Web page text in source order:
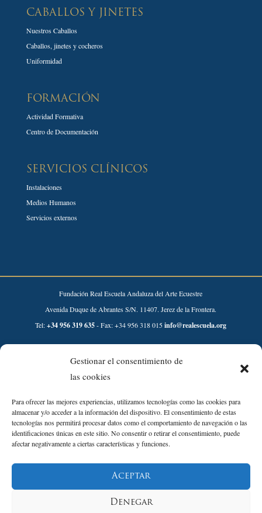
Gestionar el consentimiento de
las cookies
Para ofrecer las mejores experiencias, utilizamos tecnologías como las cookies para
almacenar y/o acceder a la información del dispositivo. El consentimiento de estas
tecnologías nos permitirá procesar datos como el comportamiento de navegación o las
identificaciones únicas en este sitio. No consentir o retirar el consentimiento, puede
afectar negativamente a ciertas características y funciones.
Aceptar
Denegar
CABALLOS Y JINETES
Nuestros Caballos
Caballos, jinetes y cocheros
Uniformidad
FORMACIÓN
Actividad Formativa
Centro de Documentación
SERVICIOS CLÍNICOS
Instalaciones
Medios Humanos
Servicios externos
Fundación Real Escuela Andaluza del Arte Ecuestre
Avenida Duque de Abrantes S/N. 11407. Jerez de la Frontera.
Tel:+34 956 319 635- Fax: +34 956 318 015info@realescuela.org
Desarrollado por:
Aviso Legal
Política de Privacidad